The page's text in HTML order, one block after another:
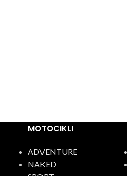
MOTOCIKLI
ADVENTURE
NAKED